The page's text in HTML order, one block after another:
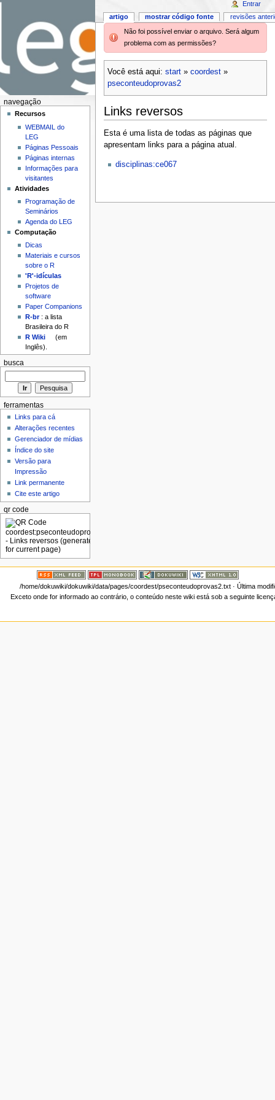
Não foi possível enviar o arquivo. Será algum
problema com as permissões?
Você está aqui: start» coordest»
pseconteudoprovas2
Links reversos
Esta é uma lista de todas as páginas que
apresentam links para a página atual.
disciplinas:ce067
artigo mostrar código fonte revisões
Entrar
navegação
Recursos
WEBMAIL do
LEG
Páginas Pessoais
Páginas internas
Informações para
visitantes
Atividades
Programação de
Seminários
Agenda do LEG
Computação
Dicas
Materiais e cursos
sobre o R
'R'-idículas
Projetos de
software
Paper Companions
R-br: a lista
Brasileira do R
R Wiki
(em
Inglês).
busca
ferramentas
Links para cá
Alterações recentes
Gerenciador de mídias
Índice do site
Versão para
Impressão
Link permanente
Cite este artigo
qr code
/home/dokuwiki/dokuwiki/data/pages/coordest/pseconteudoprovas2.txt· Última
Exceto onde for informado ao contrário, o conteúdo neste wiki está sob a seguinte